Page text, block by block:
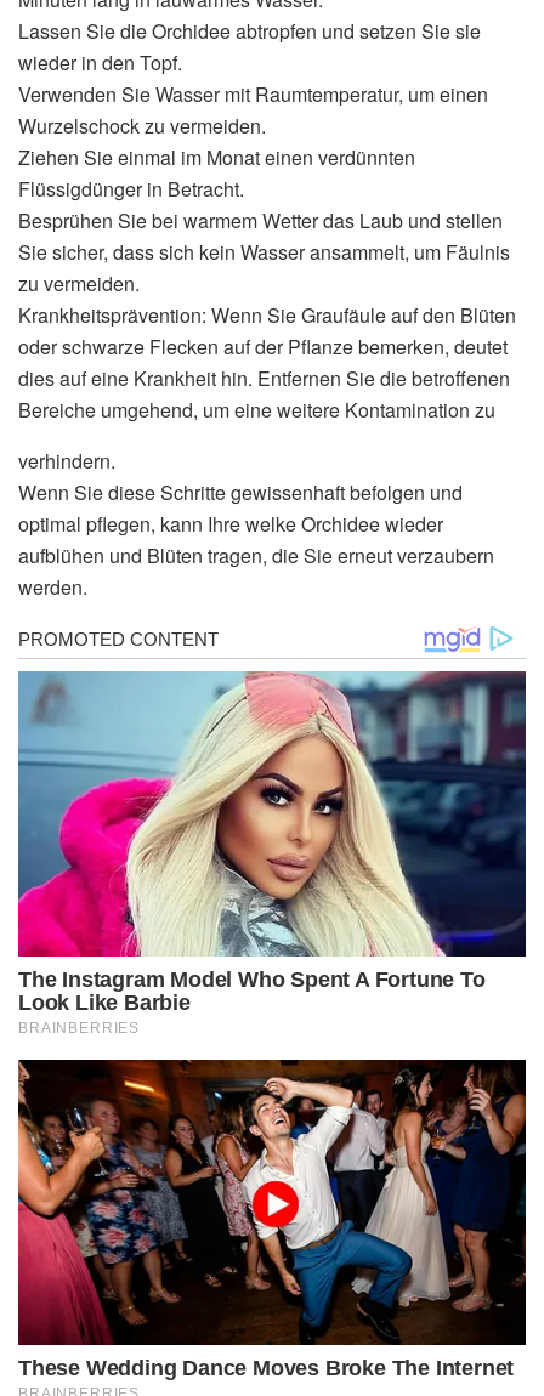
Lassen Sie die Orchidee abtropfen und setzen Sie sie
wieder in den Topf.
Verwenden Sie Wasser mit Raumtemperatur, um einen
Wurzelschock zu vermeiden.
Ziehen Sie einmal im Monat einen verdünnten
Flüssigdünger in Betracht.
Besprühen Sie bei warmem Wetter das Laub und stellen
Sie sicher, dass sich kein Wasser ansammelt, um Fäulnis
zu vermeiden.
Krankheitsprävention: Wenn Sie Graufäule auf den Blüten
oder schwarze Flecken auf der Pflanze bemerken, deutet
dies auf eine Krankheit hin. Entfernen Sie die betroffenen
Bereiche umgehend, um eine weitere Kontamination zu
verhindern.
Wenn Sie diese Schritte gewissenhaft befolgen und
optimal pflegen, kann Ihre welke Orchidee wieder
aufblühen und Blüten tragen, die Sie erneut verzaubern
werden.